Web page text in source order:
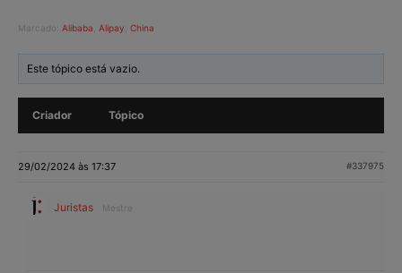
Marcado: Alibaba Alipay China
Este tópico está vazio.
Criador Tópico
29/02/2024 às 17:37 #337975
Juristas Mestre